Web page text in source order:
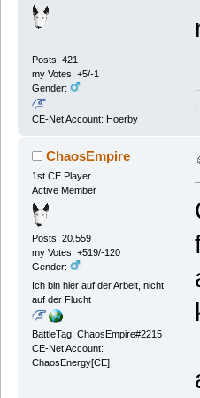
Posts: 421
my Votes: +5/-1
Gender:
CE-Net Account: Hoerby
I
ChaosEmpire
1st CE Player
Active Member
Posts: 20.559
my Votes: +519/-120
Gender:
Ich bin hier auf der Arbeit, nicht
auf der Flucht
BattleTag: ChaosEmpire#2215
CE-Net Account:
ChaosEnergy[CE]